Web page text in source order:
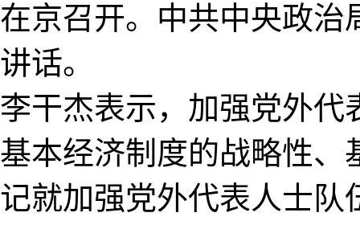
在京召开。中共中央政治
讲话。
李干杰表示，加强党外代
基本经济制度的战略性、
记就加强党外代表人士队